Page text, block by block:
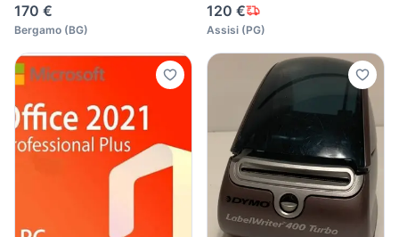
170 €
Bergamo (BG)
120 €
Assisi (PG)